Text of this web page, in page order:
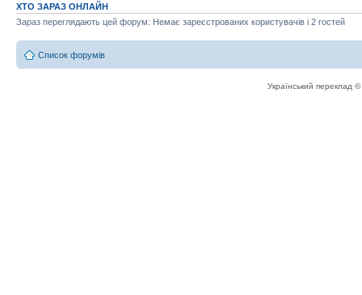
ХТО ЗАРАЗ ОНЛАЙН
Зараз переглядають цей форум: Немає зареєстрованих користувачів і 2 гостей
Список форумів
Український переклад